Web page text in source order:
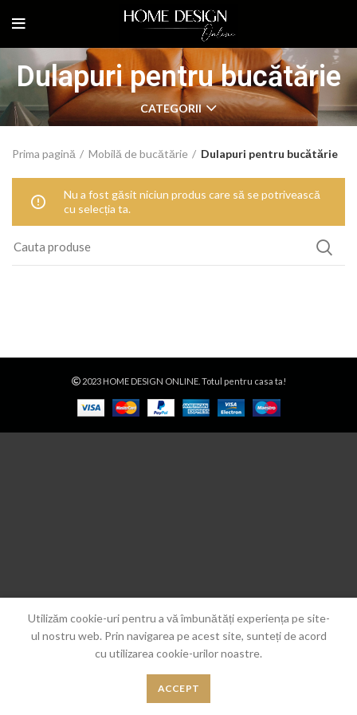
Dulapuri pentru bucătărie
CATEGORII
Prima pagină Mobilă de bucătărie Dulapuri pentru bucătărie
Nu a fost găsit niciun produs care să se potrivească
cu selecția ta.
2023 HOME DESIGN ONLINE. Totul pentru casa ta!
Utilizăm cookie-uri pentru a vă îmbunătăți experiența pe site-
ul nostru web. Prin navigarea pe acest site, sunteți de acord
cu utilizarea cookie-urilor noastre.
ACCEPT